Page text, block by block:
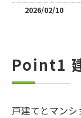
2026/02/10
Point1
戸建てとマン